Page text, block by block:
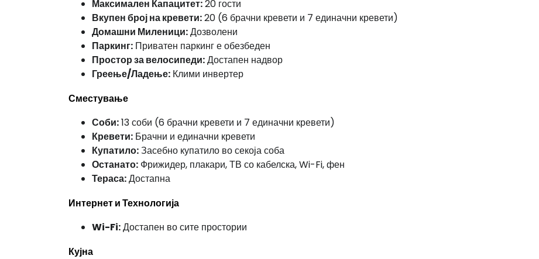
Максимален Капацитет:20 гости
Вкупен број на кревети:20 (6 брачни кревети и 7 единачни кревети)
Домашни Миленици:Дозволени
Паркинг: Приватен паркинг е обезбеден
Простор за велосипеди:Достапен надвор
Греење/Ладење: Клими инвертер
Сместување
Соби:13 соби (6 брачни кревети и 7 единачни кревети)
Кревети: Брачни и единачни кревети
Купатило:Засебно купатило во секоја соба
Останато: Фрижидер, плакари, ТВ со кабелска, Wi-Fi, фен
Тераса:Достапна
Интернет и Технологија
Wi-Fi:Достапен во сите простории
Кујна